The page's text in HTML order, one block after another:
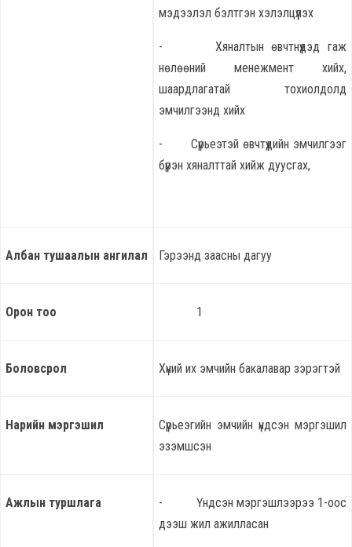
мэдээлэл бэлтгэн хэлэлцүүлэх
- Хяналтын өвчтнүүдэд гаж
нөлөөний менежмент хийх,
шаардлагатай тохиолдолд
эмчилгээнд хийх
- Сүрьеэтэй өвчтүүдийн эмчилгээг
бүрэн хяналттай хийж дуусгах,
Албан тушаалын ангилал Гэрээнд заасны дагуу
Орон тоо 1
Боловсрол Хүний их эмчийн бакалавар зэрэгтэй
Нарийн мэргэшил
Сүрьеэгийн эмчийн үндсэн мэргэшил
эзэмшсэн
Ажлын туршлага
- Үндсэн мэргэшлээрээ 1-оос
дээш жил ажилласан